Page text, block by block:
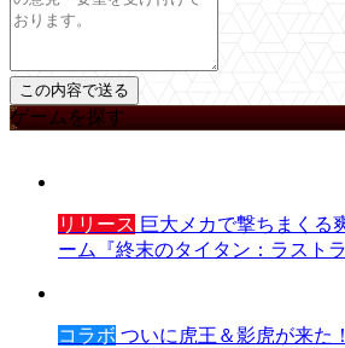
ゲームを探す
リリース 巨大メカで撃ちまくる
ーム『終末のタイタン：ラスト
コラボ ついに虎王＆影虎が来た